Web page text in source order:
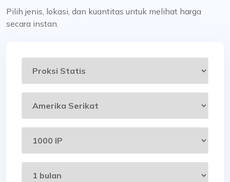
Pilih jenis, lokasi, dan kuantitas untuk melihat harga
secara instan.